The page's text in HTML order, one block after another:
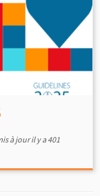
à jour il y a 401